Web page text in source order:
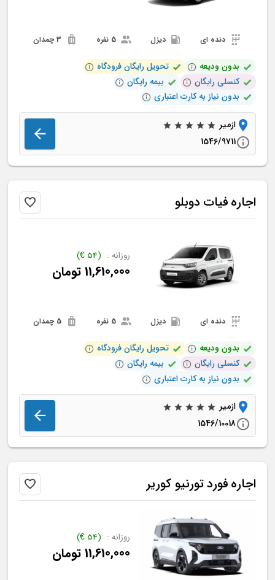
دنده ای دیزل 5 نفره
بدون ودیعه
تحویل رایگان فرودگاه
کنسلی رایگان
بیمه رایگان
بدون نیاز به کارت اعتباری
ازمیر
1546/9711
اجارهفیات دوبلو
روزانه : (
54
€
)
11,610,000تومان
دنده ای دیزل 5 نفره
بدون ودیعه
تحویل رایگان فرودگاه
کنسلی رایگان
بیمه رایگان
بدون نیاز به کارت اعتباری
ازمیر
1546/10018
اجارهفوردتورنیو کوریر
روزانه : (
54
€
)
11,610,000تومان